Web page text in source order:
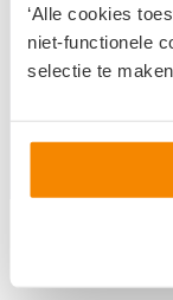
‘Alle cookies
niet-functionele
selectie te maken.